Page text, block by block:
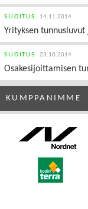
SIJOITUS 14.11.2014
Yrityksen
SIJOITUS 23.10.2014
Osakesijoittamisen
KUMPPANIMME